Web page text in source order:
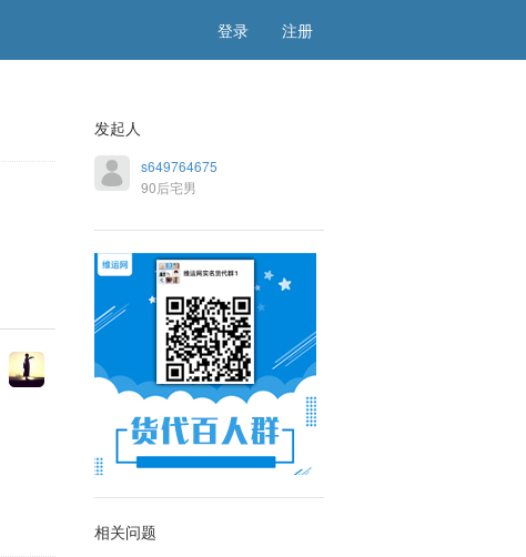
注册
登录
发起人
s649764675
90后宅男
相关问题